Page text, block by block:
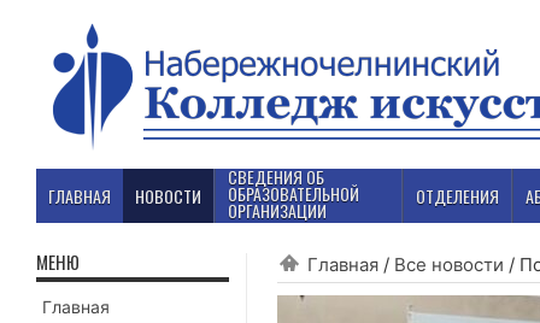
ГЛАВНАЯ НОВОСТИ
СВЕДЕНИЯ ОБ
ОБРАЗОВАТЕЛЬНОЙ
ОРГАНИЗАЦИИ
ОТДЕЛЕНИЯ
Главная / Все новости /
МЕНЮ
Главная